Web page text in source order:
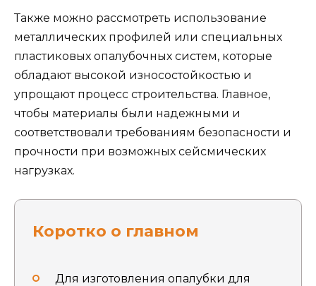
Также можно рассмотреть использование
металлических профилей или специальных
пластиковых опалубочных систем, которые
обладают высокой износостойкостью и
упрощают процесс строительства. Главное,
чтобы материалы были надежными и
соответствовали требованиям безопасности и
прочности при возможных сейсмических
нагрузках.
Коротко о главном
Для изготовления опалубки для